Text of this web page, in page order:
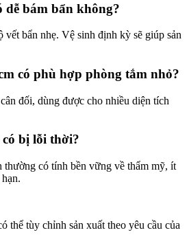
dễ bám bẩn không?
vết bẩn nhẹ. Vệ sinh định kỳ sẽ giúp sản
có phù hợp phòng tắm nhỏ?
đối, dùng được cho nhiều diện tích
bị lỗi thời?
thường có tính bền vững về thẩm mỹ, ít
thể tùy chỉnh sản xuất theo yêu cầu của